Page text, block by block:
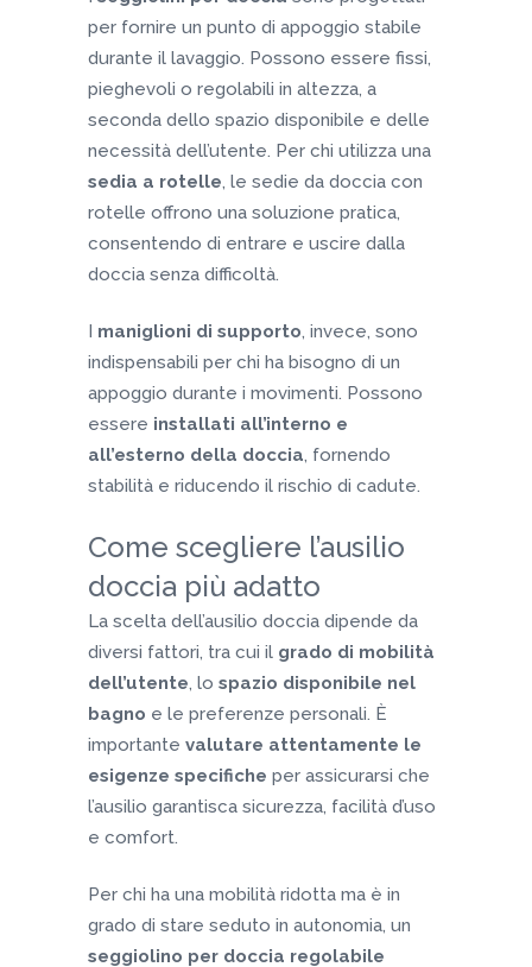
per fornire un punto di appoggio stabile
durante il lavaggio. Possono essere fissi,
pieghevoli o regolabili in altezza, a
seconda dello spazio disponibile e delle
necessità dell’utente. Per chi utilizza una
sedia a rotelle, le sedie da doccia con
rotelle offrono una soluzione pratica,
consentendo di entrare e uscire dalla
doccia senza difficoltà.
I maniglioni di supporto, invece, sono
indispensabili per chi ha bisogno di un
appoggio durante i movimenti. Possono
essere installati all’interno e
all’esterno della doccia, fornendo
stabilità e riducendo il rischio di cadute.
Come scegliere l’ausilio
doccia più adatto
La scelta dell’ausilio doccia dipende da
diversi fattori, tra cui il grado di mobilità
dell’utente, lo spazio disponibile nel
bagno e le preferenze personali. È
importante valutare attentamente le
esigenze specifiche per assicurarsi che
l’ausilio garantisca sicurezza, facilità d’uso
e comfort.
Per chi ha una mobilità ridotta ma è in
grado di stare seduto in autonomia, un
seggiolino per doccia regolabile